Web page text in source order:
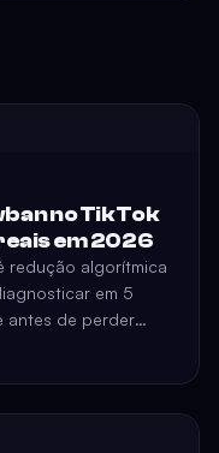
no TikTok
em 2026
redução algorítmica
em 5
antes de perder